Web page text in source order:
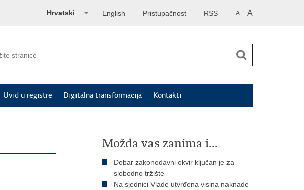
A A
RSS
Pristupačnost
English
Hrvatski
Uvid u registre Digitalna transformacija Kontakti
Možda vas zanima i...
Dobar zakonodavni okvir ključan je za
slobodno tržište
Na sjednici Vlade utvrđena visina naknade